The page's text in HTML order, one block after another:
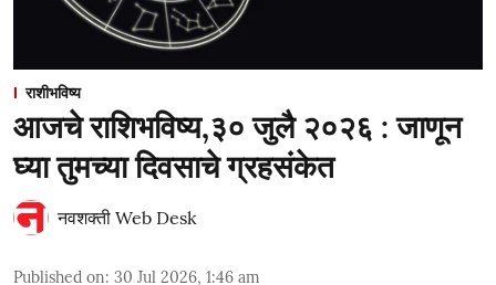
राशीभविष्य
आजचे राशिभविष्य,३० जुलै २०२६ : जाणून
घ्या तुमच्या दिवसाचे ग्रहसंकेत
नवशक्ती Web Desk
Published on: 30 Jul 2026, 1:46 am